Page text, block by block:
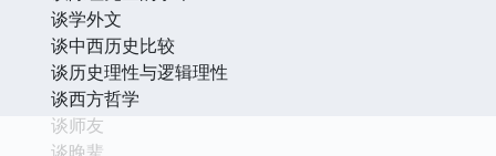
谈学外文
谈中西历史比较
谈历史理性与逻辑理性
谈西方哲学
谈师友